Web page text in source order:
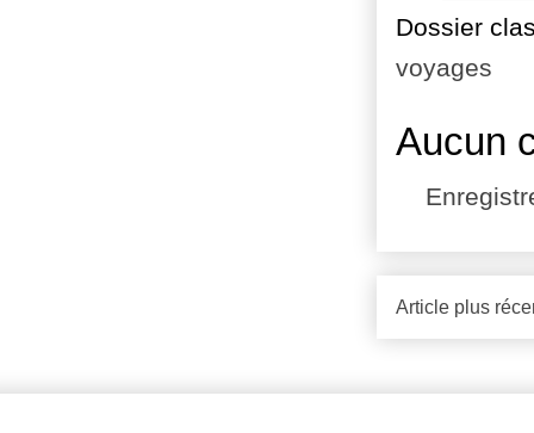
Dossier
voyages
Aucun
Article plus